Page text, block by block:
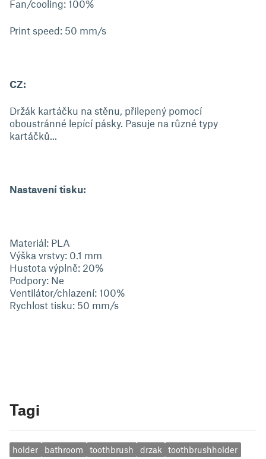
Fan/cooling: 100%
Print speed: 50 mm/s
CZ:
Držák kartáčku na stěnu, přilepený pomocí
oboustránné lepící pásky. Pasuje na různé typy
kartáčků...
Nastavení tisku:
Materiál: PLA
Výška vrstvy: 0.1 mm
Hustota výplně: 20%
Podpory: Ne
Ventilátor/chlazení: 100%
Rychlost tisku: 50 mm/s
Tagi
holder bathroom toothbrush drzak toothbrushholder